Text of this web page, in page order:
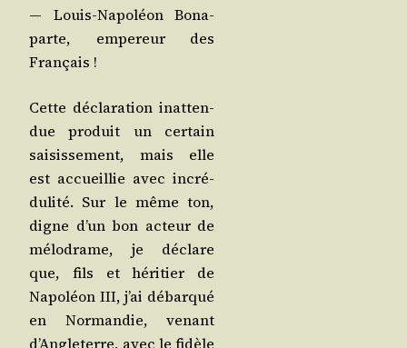
— Louis-Napo­léon Bona­
parte, empe­reur des
Français !
Cette décla­ra­tion inat­ten­
due pro­duit un cer­tain
sai­sis­se­ment, mais elle
est accueillie avec incré­
du­li­té. Sur le même ton,
digne d’un bon acteur de
mélo­drame, je déclare
que, fils et héri­tier de
Napo­léon III, j’ai débar­qué
en Nor­man­die, venant
d’Angleterre, avec le fidèle